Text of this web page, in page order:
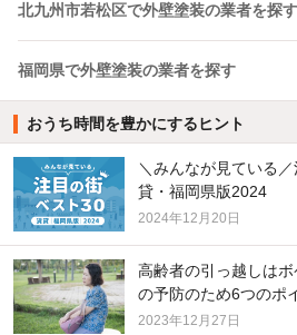
北九州市若松区で外壁塗装の業者を探す
福岡県で外壁塗装の業者を探す
おうち時間を豊かにするヒント
＼みんなが見ている
貸・福岡県版2024
2024年12月20日
高齢者の引っ越しは
の予防のため6つのポ
2023年12月27日